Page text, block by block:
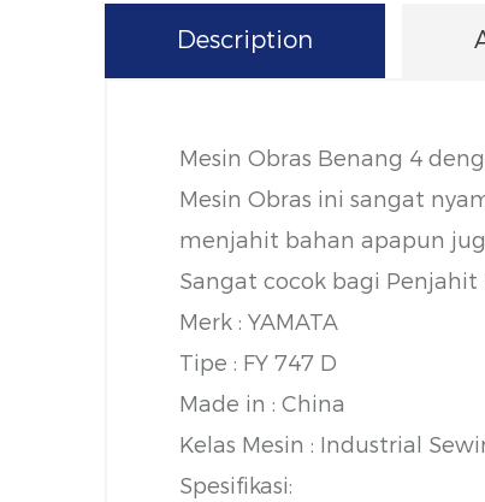
Description
Mesin Obras Benang 4
Mesin Obras ini sangat
menjahit bahan apapun
Sangat cocok bagi
Merk : YAMATA
Tipe : FY 747 D
Made in : China
Kelas Mesin : Industrial
Spesifikasi: